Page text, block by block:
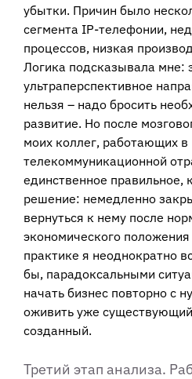
убытки. Причин было
сегмента IP-телефонии,
процессов, низкая
Логика подсказывала мне:
ультраперспективное
нельзя – надо бросить
развитие. Но после
моих коллег, работающих в
телекоммуникационной
единственное правильное,
решение: немедленно
вернуться к нему после
экономического
практике я неоднократно
бы, парадоксальными
начать бизнес повторно с
оживить уже
созданный.
Третий этап анализа.